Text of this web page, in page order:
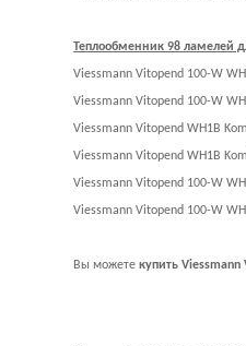
Теплообменник 98 ламелей
Viessmann Vitopend 100-W
Viessmann Vitopend 100-W
Viessmann Vitopend WH1B
Viessmann Vitopend WH1B
Viessmann Vitopend 100-W
Viessmann Vitopend 100-W
Вы можетекупить Viessmann